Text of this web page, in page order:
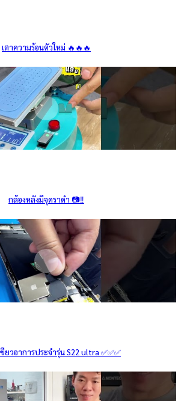
เตาความร้อนตัวใหม่ 🔥🔥🔥
กล้องหลังมีจุดราดำ 📷‼️
ยวอาการประจำรุ่น S22 ultra ✅✅✅